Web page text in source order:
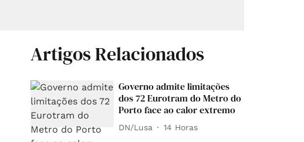
Artigos Relacionados
Governo admite limitações
dos 72 Eurotram do Metro do
Porto face ao calor extremo
DN/Lusa 14 Horas